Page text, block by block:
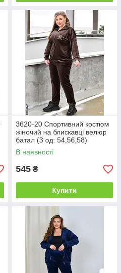
3620-20 Спортивний костюм
жіночий на блискавці велюр
батал (3 од: 54,56,58)
В наявності
545 ₴
Купити